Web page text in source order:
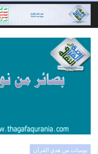
يوميات من هدي القرآن